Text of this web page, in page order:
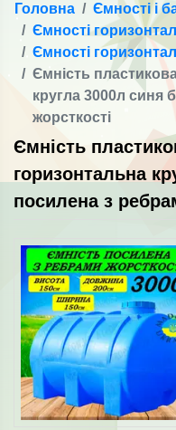
Головна
Ємності і
Ємності
Ємності
Ємність
кругла 3000л синя
жорсткості
Ємність
горизонтальна
посилена з